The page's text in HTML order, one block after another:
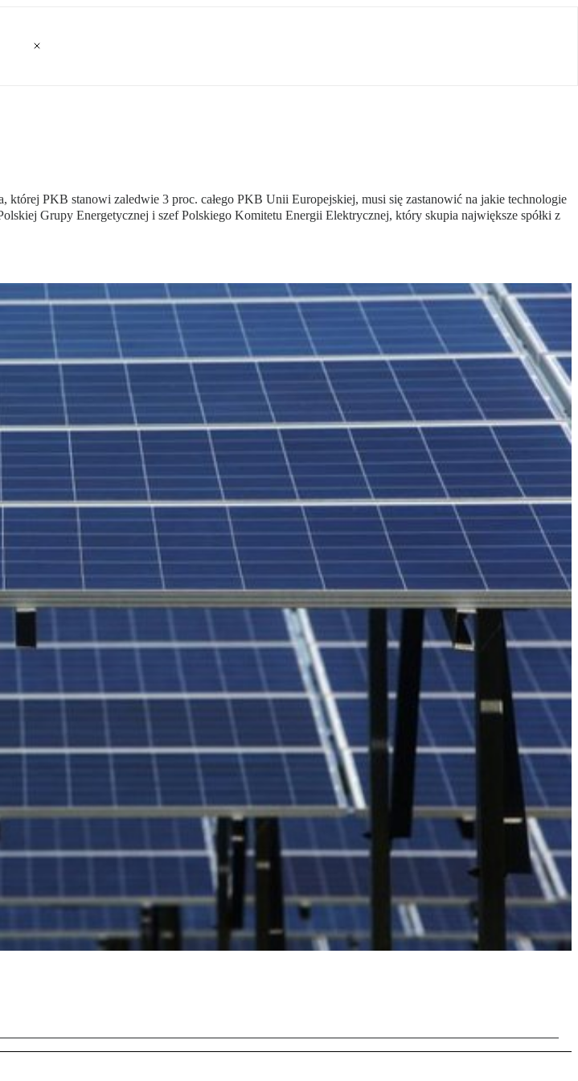
której PKB stanowi zaledwie 3 proc. całego PKB Unii Europejskiej, musi się zastanowić na jakie technologie
Grupy Energetycznej i szef Polskiego Komitetu Energii Elektrycznej, który skupia największe spółki z